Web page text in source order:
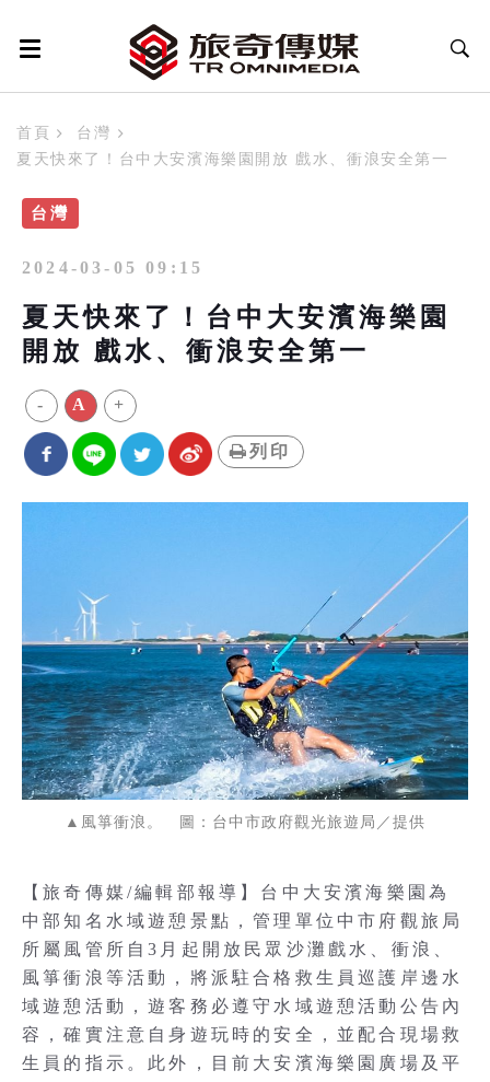
首頁
台灣
夏天快來了！台中大安濱海樂園開放 戲水、衝浪安全第一
台灣
2024-03-05 09:15
夏天快來了！台中大安濱海樂園
開放 戲水、衝浪安全第一
- A +
列印
▲風箏衝浪。 圖：台中市政府觀光旅遊局／提供
【旅奇傳媒/編輯部報導】台中大安濱海樂園為
中部知名水域遊憩景點，管理單位中市府觀旅局
所屬風管所自3月起開放民眾沙灘戲水、衝浪、
風箏衝浪等活動，將派駐合格救生員巡護岸邊水
域遊憩活動，遊客務必遵守水域遊憩活動公告內
容，確實注意自身遊玩時的安全，並配合現場救
生員的指示。此外，目前大安濱海樂園廣場及平